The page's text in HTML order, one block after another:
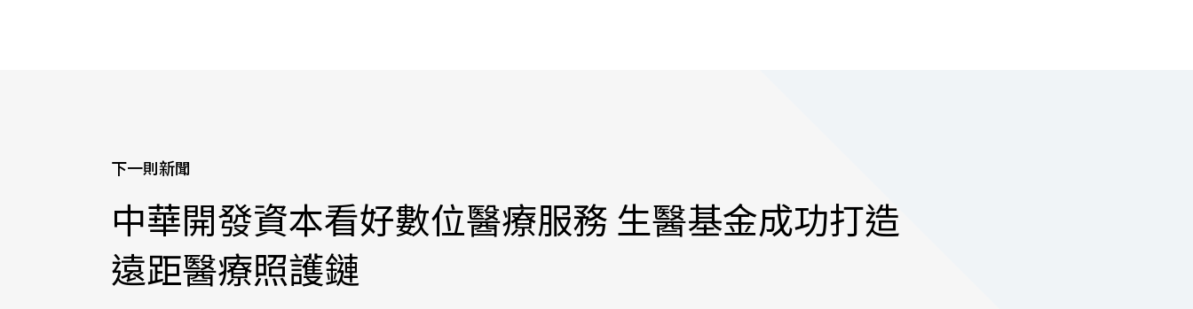
下一則新聞
中華開發資本看好數位醫療服務 生醫基金成功打造
遠距醫療照護鏈